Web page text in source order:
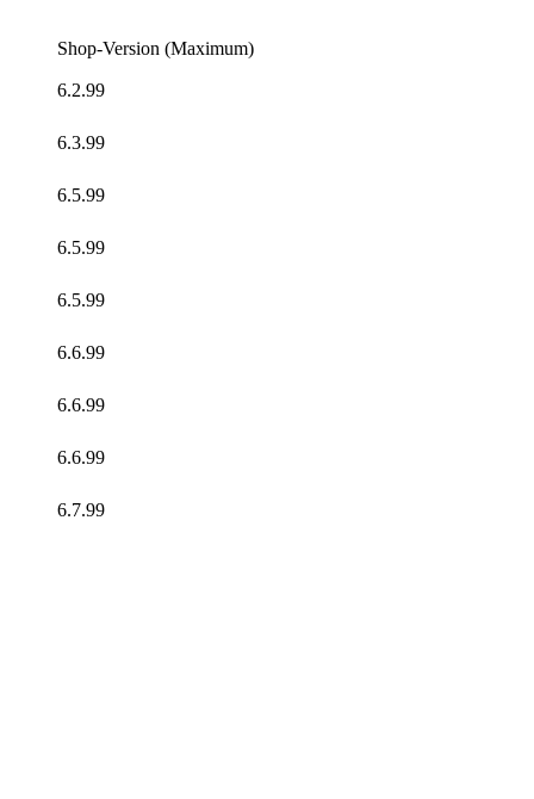
Shop-Version (Maximum)
6.2.99
6.3.99
6.5.99
6.5.99
6.5.99
6.6.99
6.6.99
6.6.99
6.7.99